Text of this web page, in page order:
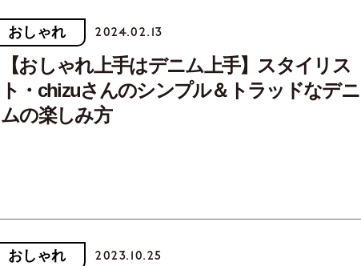
おしゃれ 2024.02.13
【おしゃれ上手はデニム上手】スタイリス
ト・chizuさんのシンプル＆トラッドなデニ
ムの楽しみ方
おしゃれ 2023.10.25